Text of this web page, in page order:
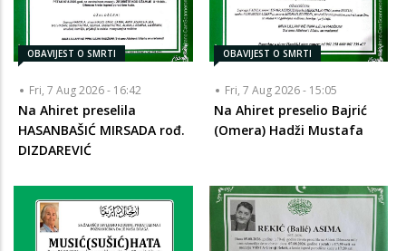
OBAVIJEST O SMRTI
Fri, 7 Aug 2026 - 16:42
Na Ahiret preselila
HASANBAŠIĆ MIRSADA rođ.
DIZDAREVIĆ
OBAVIJEST O SMRTI
Fri, 7 Aug 2026 - 15:05
Na Ahiret preselio Bajrić
(Omera) Hadži Mustafa